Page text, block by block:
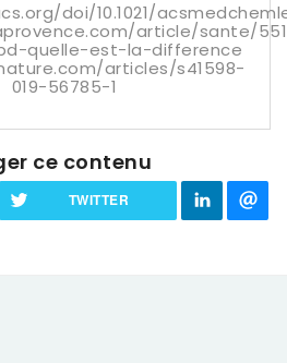
doi/10.1021/
article/sante/
quelle-est-la-difference
articles/s41598-
019-56785-1
ce contenu
TWITTER